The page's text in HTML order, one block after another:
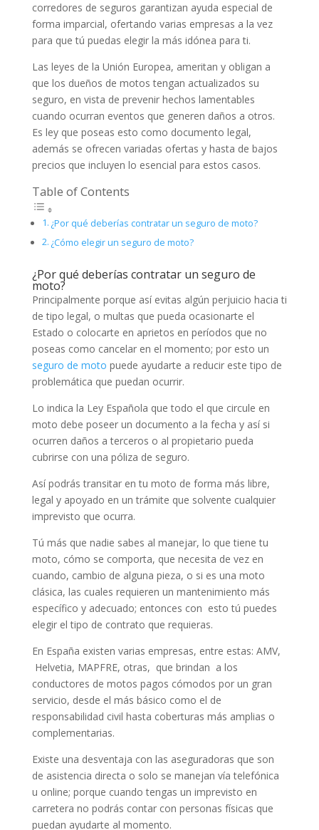
corredores de seguros garantizan ayuda especial de
forma imparcial, ofertando varias empresas a la vez
para que tú puedas elegir la más idónea para ti.
Las leyes de la Unión Europea, ameritan y obligan a
que los dueños de motos tengan actualizados su
seguro, en vista de prevenir hechos lamentables
cuando ocurran eventos que generen daños a otros.
Es ley que poseas esto como documento legal,
además se ofrecen variadas ofertas y hasta de bajos
precios que incluyen lo esencial para estos casos.
Table of Contents
¿Por qué deberías contratar un seguro de moto?
¿Cómo elegir un seguro de moto?
¿Por qué deberías contratar un seguro de
moto?
Principalmente porque así evitas algún perjuicio hacia ti
de tipo legal, o multas que pueda ocasionarte el
Estado o colocarte en aprietos en períodos que no
poseas como cancelar en el momento; por esto un
seguro de moto puede ayudarte a reducir este tipo de
problemática que puedan ocurrir.
Lo indica la Ley Española que todo el que circule en
moto debe poseer un documento a la fecha y así si
ocurren daños a terceros o al propietario pueda
cubrirse con una póliza de seguro.
Así podrás transitar en tu moto de forma más libre,
legal y apoyado en un trámite que solvente cualquier
imprevisto que ocurra.
Tú más que nadie sabes al manejar, lo que tiene tu
moto, cómo se comporta, que necesita de vez en
cuando, cambio de alguna pieza, o si es una moto
clásica, las cuales requieren un mantenimiento más
específico y adecuado; entonces con esto tú puedes
elegir el tipo de contrato que requieras.
En España existen varias empresas, entre estas: AMV,
Helvetia, MAPFRE, otras, que brindan a los
conductores de motos pagos cómodos por un gran
servicio, desde el más básico como el de
responsabilidad civil hasta coberturas más amplias o
complementarias.
Existe una desventaja con las aseguradoras que son
de asistencia directa o solo se manejan vía telefónica
u online; porque cuando tengas un imprevisto en
carretera no podrás contar con personas físicas que
puedan ayudarte al momento.